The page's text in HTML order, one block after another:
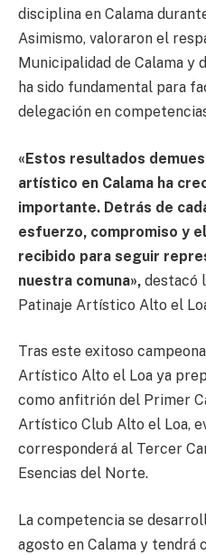
disciplina en Calama
Asimismo, valoraron el
Municipalidad de Calama y
ha sido fundamental para
delegación en
«Estos resultados
artístico en Calama ha
importante. Detrás de
esfuerzo, compromiso y
recibido para seguir
nuestra comuna», destacó
Patinaje Artístico Alto el
Tras este exitoso
Artístico Alto el Loa ya
como anfitrión del Primer
Artístico Club Alto el Loa,
corresponderá al Tercer
Esencias del Norte.
La competencia se
agosto en Calama y tendrá